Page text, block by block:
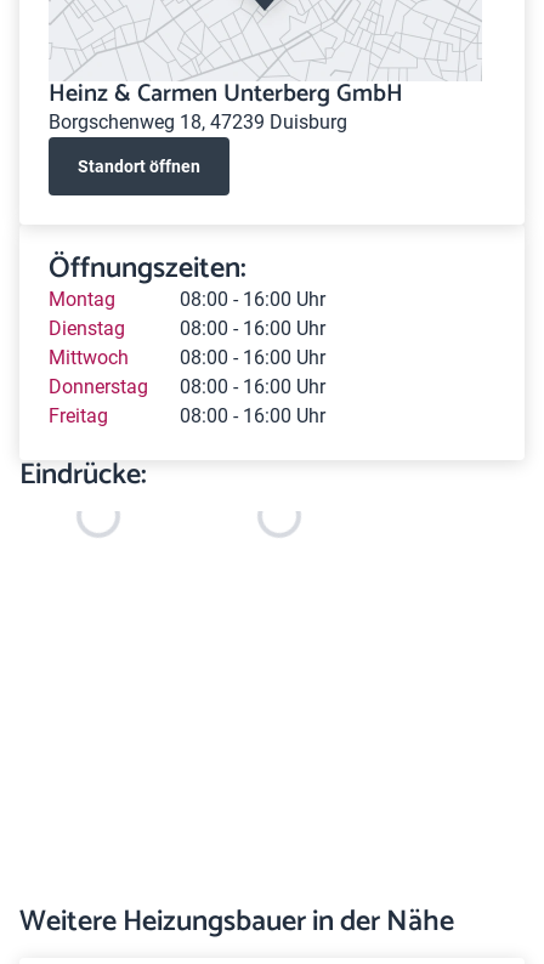
Heinz & Carmen Unterberg GmbH
Borgschenweg 18, 47239 Duisburg
Standort öffnen
Öffnungszeiten:
Montag
08:00 - 16:00 Uhr
Dienstag
08:00 - 16:00 Uhr
Mittwoch
08:00 - 16:00 Uhr
Donnerstag
08:00 - 16:00 Uhr
Freitag
08:00 - 16:00 Uhr
Eindrücke:
Weitere Heizungsbauer in der Nähe